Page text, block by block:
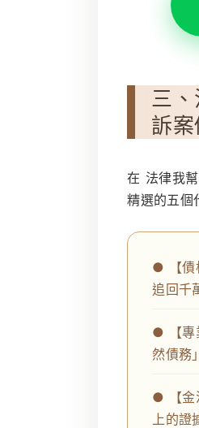
三
訴
在 法律我
精選的五個
● 【債
追回千
● 【專
然債務
● 【金
上的證